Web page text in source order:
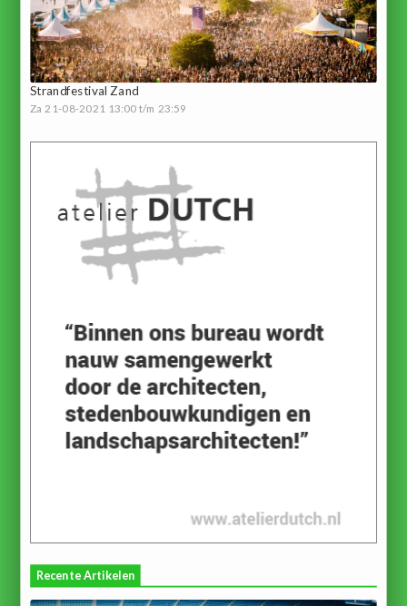
Strandfestival Zand
Za 21-08-2021 13:00 t/m 23:59
Recente Artikelen